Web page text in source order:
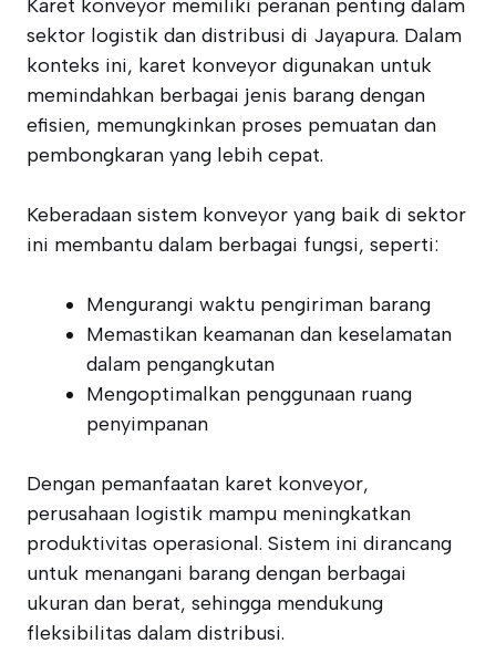
Karet konveyor memiliki peranan penting dalam
sektor logistik dan distribusi di Jayapura. Dalam
konteks ini, karet konveyor digunakan untuk
memindahkan berbagai jenis barang dengan
efisien, memungkinkan proses pemuatan dan
pembongkaran yang lebih cepat.
Keberadaan sistem konveyor yang baik di sektor
ini membantu dalam berbagai fungsi, seperti:
Mengurangi waktu pengiriman barang
Memastikan keamanan dan keselamatan
dalam pengangkutan
Mengoptimalkan penggunaan ruang
penyimpanan
Dengan pemanfaatan karet konveyor,
perusahaan logistik mampu meningkatkan
produktivitas operasional. Sistem ini dirancang
untuk menangani barang dengan berbagai
ukuran dan berat, sehingga mendukung
fleksibilitas dalam distribusi.